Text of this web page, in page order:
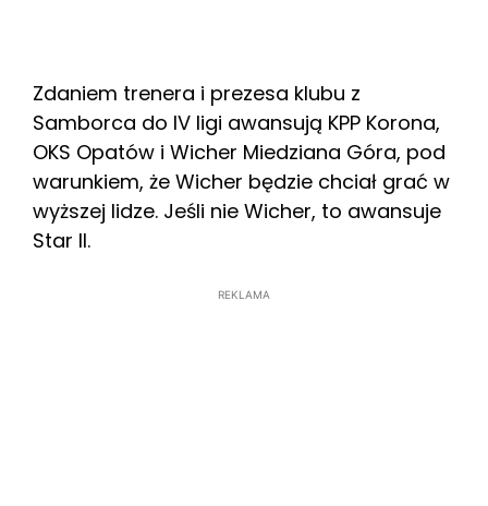
Zdaniem trenera i prezesa klubu z
Samborca do IV ligi awansują KPP Korona,
OKS Opatów i Wicher Miedziana Góra, pod
warunkiem, że Wicher będzie chciał grać w
wyższej lidze. Jeśli nie Wicher, to awansuje
Star II.
REKLAMA